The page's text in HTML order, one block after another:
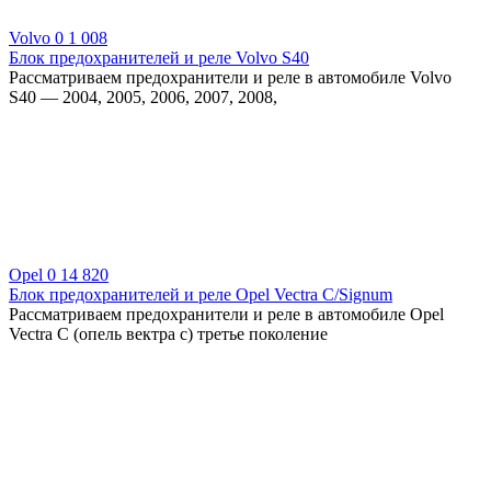
Volvo 0 1 008
Блок предохранителей и реле Volvo S40
Рассматриваем предохранители и реле в автомобиле Volvo
S40 — 2004, 2005, 2006, 2007, 2008,
Opel 0 14 820
Блок предохранителей и реле Opel Vectra C/Signum
Рассматриваем предохранители и реле в автомобиле Opel
Vectra C (опель вектра с) третье поколение